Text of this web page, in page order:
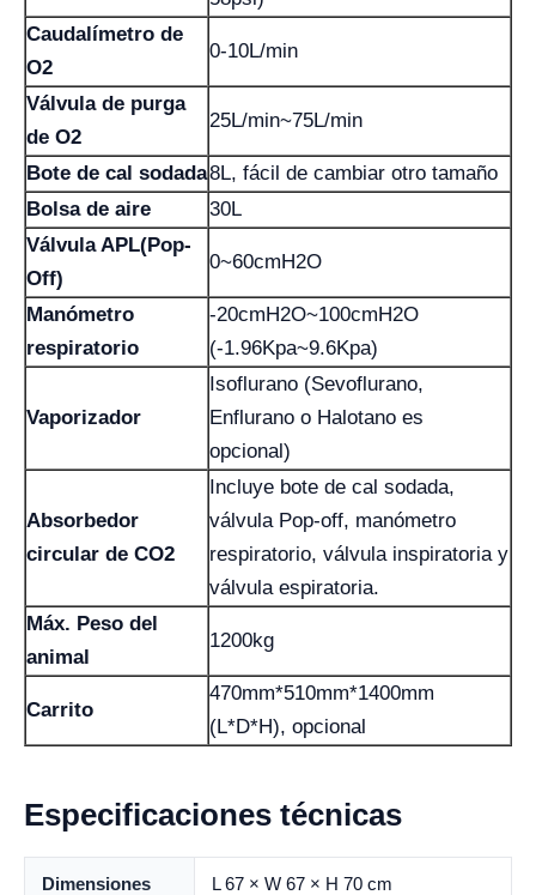
Caudalímetro de
O2
0-10L/min
Válvula de purga
de O2
25L/min~75L/min
Bote de cal sodada8L, fácil de cambiar otro tamaño
Bolsa de aire
30L
Válvula APL(Pop-
Off)
0~60cmH2O
Manómetro
respiratorio
-20cmH2O~100cmH2O
(-1.96Kpa~9.6Kpa)
Vaporizador
Isoflurano (Sevoflurano,
Enflurano o Halotano es
opcional)
Absorbedor
circular de CO2
Incluye bote de cal sodada,
válvula Pop-off, manómetro
respiratorio, válvula inspiratoria y
válvula espiratoria.
Máx. Peso del
animal
1200kg
Carrito
470mm*510mm*1400mm
(L*D*H), opcional
Especificaciones técnicas
Dimensiones L 67 × W 67 × H 70 cm